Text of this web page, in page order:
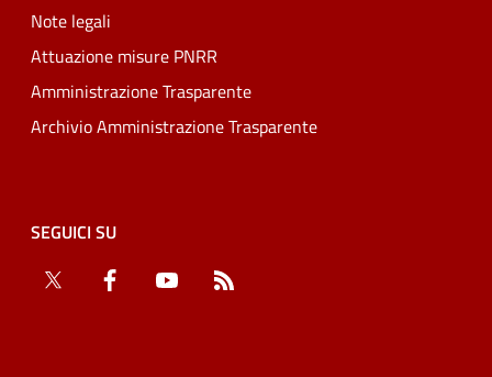
Note legali
Attuazione misure PNRR
Amministrazione Trasparente
Archivio Amministrazione Trasparente
SEGUICI SU
Twitter
Facebook YouTube